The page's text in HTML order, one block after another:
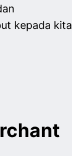
kepada kita